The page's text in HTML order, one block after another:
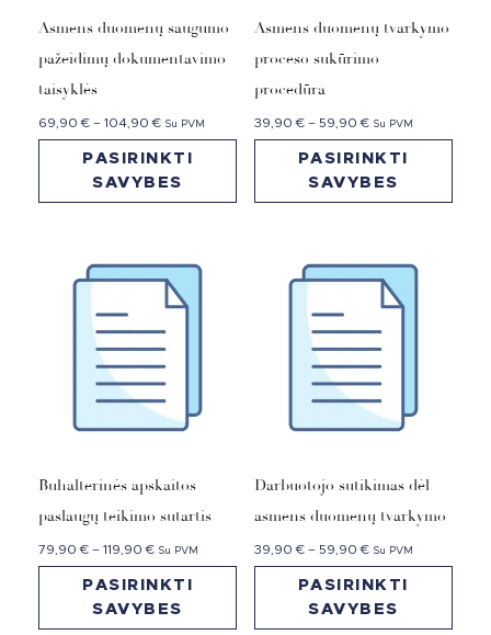
Asmens duomenų saugumo
pažeidimų dokumentavimo
taisyklės
69,90€ – 104,90€ Su PVM
PASIRINKTI
SAVYBES
Asmens duomenų tvarkymo
proceso sukūrimo
procedūra
39,90€ – 59,90€ Su PVM
PASIRINKTI
SAVYBES
Buhalterinės apskaitos
paslaugų teikimo sutartis
79,90€ – 119,90€ Su PVM
PASIRINKTI
SAVYBES
Darbuotojo sutikimas dėl
asmens duomenų tvarkymo
39,90€ – 59,90€ Su PVM
PASIRINKTI
SAVYBES